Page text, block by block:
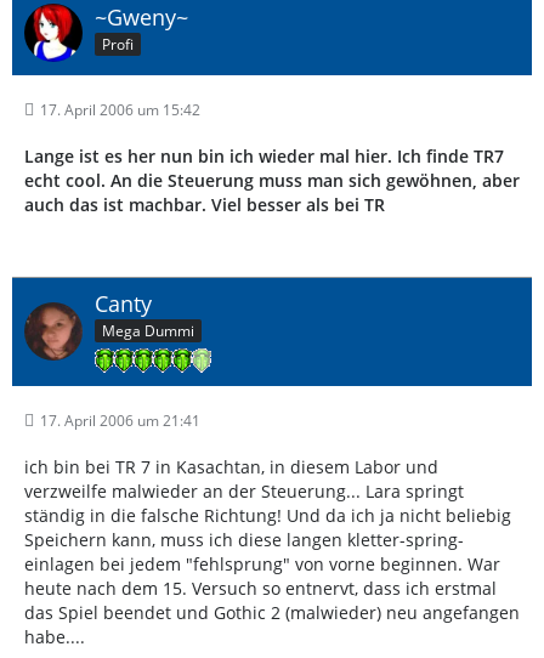
~Gweny~
Profi
17. April 2006 um 15:42
Lange ist es her nun bin ich wieder mal hier. Ich finde TR7
echt cool. An die Steuerung muss man sich gewöhnen, aber
auch das ist machbar. Viel besser als bei TR
Canty
Mega Dummi
17. April 2006 um 21:41
ich bin bei TR 7 in Kasachtan, in diesem Labor und
verzweilfe malwieder an der Steuerung... Lara springt
ständig in die falsche Richtung! Und da ich ja nicht beliebig
Speichern kann, muss ich diese langen kletter-spring-
einlagen bei jedem "fehlsprung" von vorne beginnen. War
heute nach dem 15. Versuch so entnervt, dass ich erstmal
das Spiel beendet und Gothic 2 (malwieder) neu angefangen
habe....